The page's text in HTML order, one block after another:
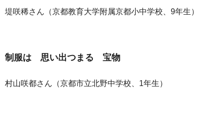
堤咲稀さん（京都教育大学附属京都小中学校、9年生）
制服は 思い出つまる 宝物
村山咲都さん（京都市立北野中学校、1年生）